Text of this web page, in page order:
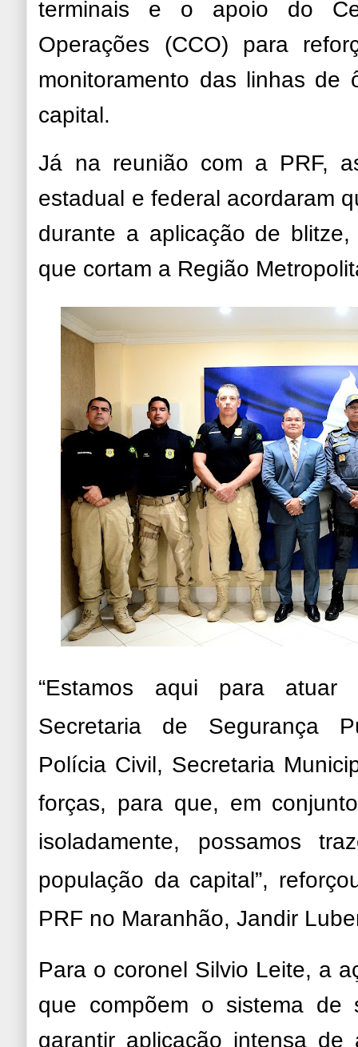
terminais e o apoio do
Operações (CCO) para
monitoramento das linhas de
capital.
Já na reunião com a PRF,
estadual e federal acordaram
durante a aplicação de
que cortam a Região
“Estamos aqui para
Secretaria de Segurança
Polícia Civil, Secretaria
forças, para que, em
isoladamente, possamos
população da capital”,
PRF no Maranhão, Jandir
Para o coronel Silvio Leite, a
que compõem o sistema de
garantir aplicação intensa de